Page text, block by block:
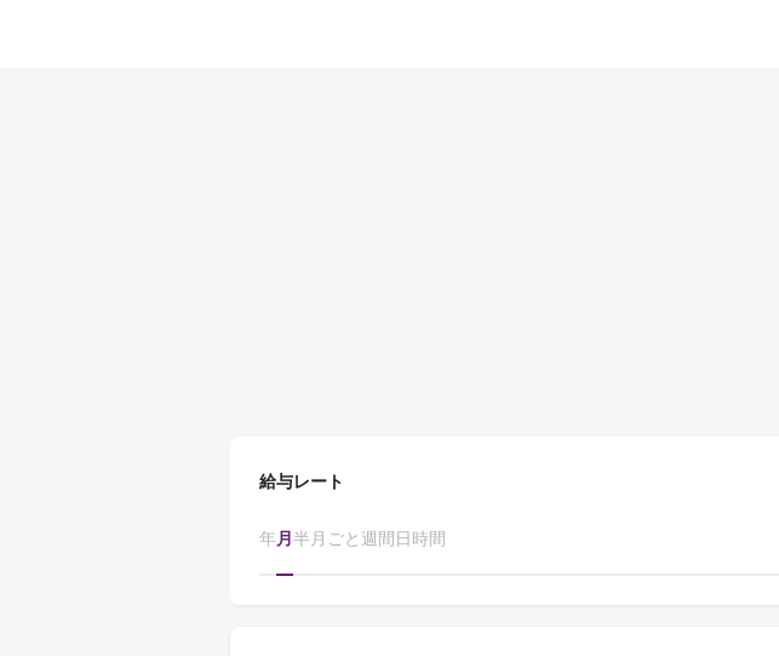
給与レート
年月半月ごと週間日時間